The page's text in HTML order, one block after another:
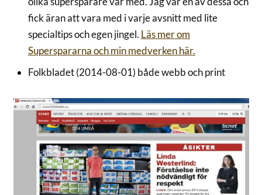
fick äran att vara med i varje avsnitt med lite
specialtips och egen jingel. Läs mer om
Superspararna och min medverken här.
Folkbladet (2014-08-01) både webb och print